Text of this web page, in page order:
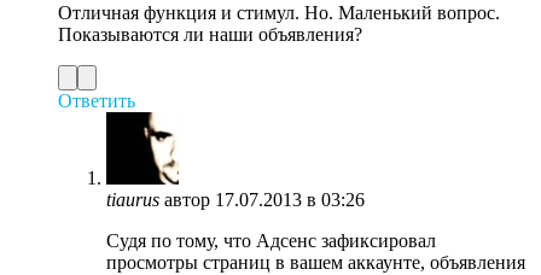
Отличная функция и стимул. Но. Маленький вопрос.
Показываются ли наши объявления?
Ответить
tiaurus автор 17.07.2013 в 03:26
Судя по тому, что Адсенс зафиксировал
просмотры страниц в вашем аккаунте, объявления